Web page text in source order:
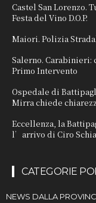
Castel San Lorenzo.
Festa del Vino D.O.P.
Maiori. Polizia
Salerno.
Primo Intervento
Ospedale di
Mirra chiede
Eccellenza, la
l’arrivo di Ciro
CATEGORIE
NEWS DALLA